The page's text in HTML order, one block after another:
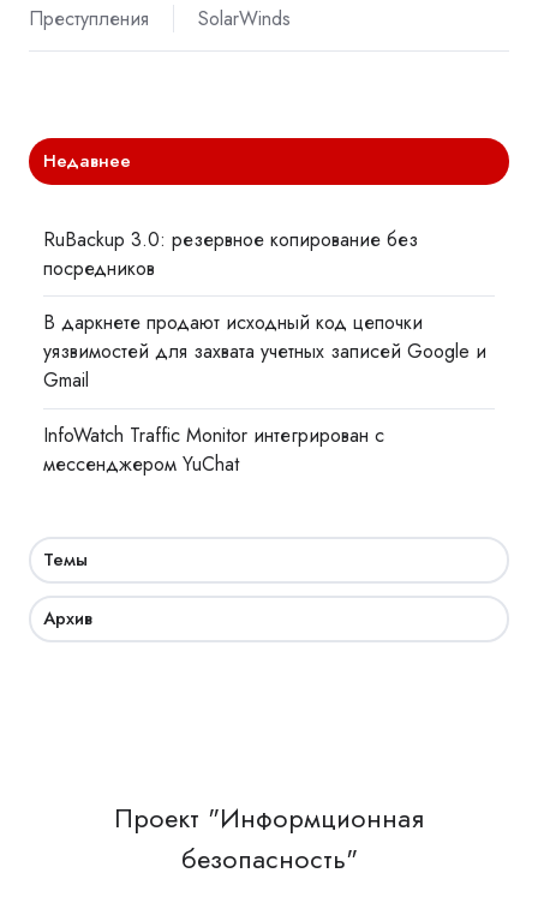
Преступления
SolarWinds
Недавнее
RuBackup 3.0: резервное копирование без
посредников
В даркнете продают исходный код цепочки
уязвимостей для захвата учетных записей Google и
Gmail
InfoWatch Traffic Monitor интегрирован с
мессенджером YuChat
Темы
Архив
Проект "Информционная
безопасность"